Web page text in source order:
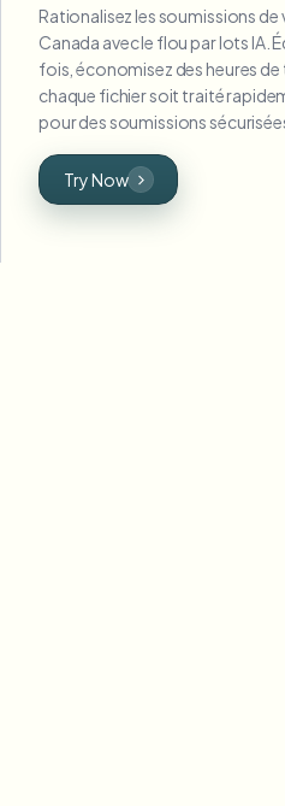
Rationalisez les soumissions
Canada avec le flou par lots IA.
fois, économisez des heures
chaque fichier soit traité
pour des soumissions
Try Now